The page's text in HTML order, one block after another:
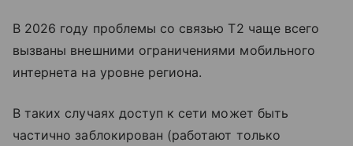
В 2026 году проблемы со связью T2 чаще всего
вызваны внешними ограничениями мобильного
интернета на уровне региона.
В таких случаях доступ к сети может быть
частично заблокирован (работают только